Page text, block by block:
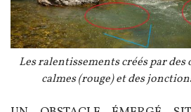
Légende
Les ralentissements créés par
calmes (rouge) et des